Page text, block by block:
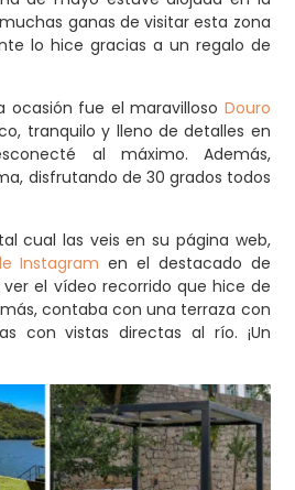
ganas de visitar esta zona
lo hice gracias a un regalo de
ocasión fue el maravilloso Douro
tranquilo y lleno de detalles en
al máximo. Además,
disfrutando de 30 grados todos
cual las veis en su página web,
Instagram en el destacado de
ver el vídeo recorrido que hice de
contaba con una terraza con
con vistas directas al río. ¡Un